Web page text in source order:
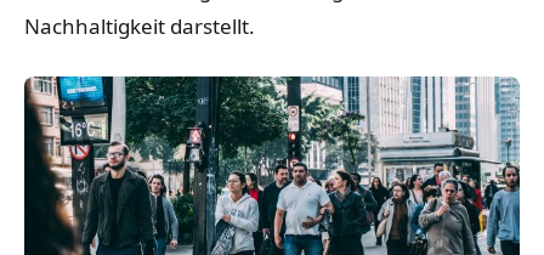
Nachhaltigkeit darstellt.